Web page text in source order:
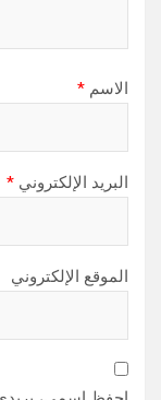
الاسم *
البريد الإلكتروني *
الموقع الإلكتروني